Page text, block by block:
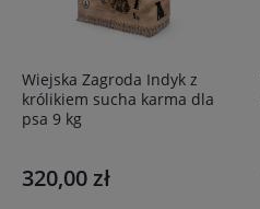
Wiejska Zagroda Indyk z
królikiem sucha karma dla
psa 9 kg
320,00 zł